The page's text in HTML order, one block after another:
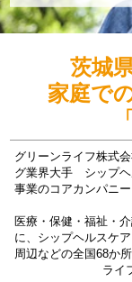
茨城
家庭で
グリーンライフ株式
グ業界大手 シップヘ
事業のコアカンパニ
医療・保健・福祉・
に、シップヘルスケ
周辺などの全国68か
ライ